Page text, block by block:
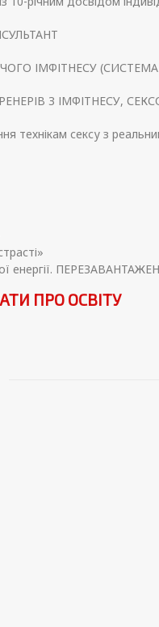
ІМФІТНЕСУ (СИСТЕМА
З ІМФІТНЕСУ,
технікам сексу з
енергії.
ПРО ОСВІТУ